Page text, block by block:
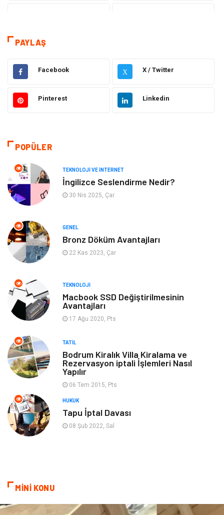
Sağlık
Teknoloji ve İnternet Hukuk
Elektrik ve Elektronik Gıda
Otomotiv
Tanıtıcı Reklam Güzellik & Bakım
Giyim
Mobilya
Tekstil Genel Kültür
Turizm Spor Malzemeleri
Hediyelik Eşya
oyun alanları
Blogroll
Cruise
Güzellik
PAYLAŞ
Facebook X X / Twitter
Pinterest Linkedin
POPÜLER
TEKNOLOJI VE İNTERNET
İngilizce Seslendirme Nedir?
30 Nis 2025, Çar
GENEL
Bronz Döküm Avantajları
22 Kas 2023, Çar
TEKNOLOJI
Macbook SSD Değiştirilmesinin
Avantajları
17 Ağu 2020, Pts
TATIL
Bodrum Kiralık Villa Kiralama ve
Rezervasyon iptali İşlemleri Nasıl
Yapılır
06 Tem 2015, Pts
HUKUK
Tapu İptal Davası
08 Şub 2022, Sal
MİNİ KONU